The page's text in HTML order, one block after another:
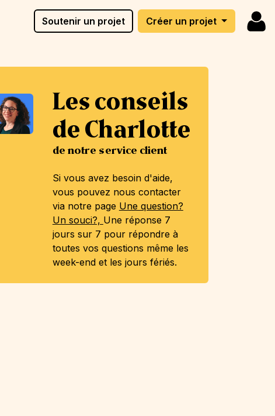
Soutenir un projet Créer un projet
Les conseils
de Charlotte
de notre service client
Si vous avez besoin d'aide,
vous pouvez nous contacter
via notre page Une question?
Un souci?, Une réponse 7
jours sur 7 pour répondre à
toutes vos questions même les
week-end et les jours fériés.